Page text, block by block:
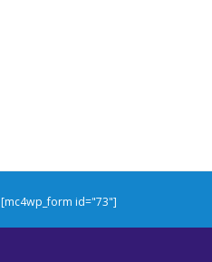
[mc4wp_form id="73"]